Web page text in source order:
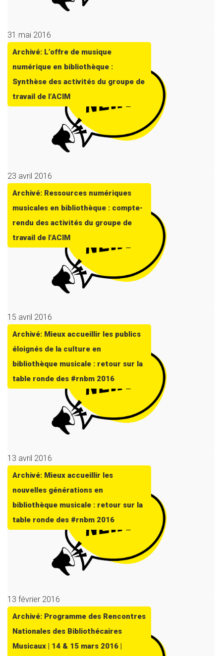
31 mai 2016
Archivé: L’offre de musique
numérique en bibliothèque :
Synthèse des activités du groupe de
travail de l’ACIM
23 avril 2016
Archivé: Ressources numériques
musicales en bibliothèque : compte-
rendu des activités du groupe de
travail de l’ACIM
15 avril 2016
Archivé: Mieux accueillir les publics
éloignés de la culture en
bibliothèque musicale : retour sur la
table ronde des #rnbm 2016
13 avril 2016
Archivé: Mieux accueillir les
nouvelles générations en
bibliothèque musicale : retour sur la
table ronde des #rnbm 2016
13 février 2016
Archivé: Programme des Rencontres
Nationales des Bibliothécaires
Musicaux | 14 & 15 mars 2016 |